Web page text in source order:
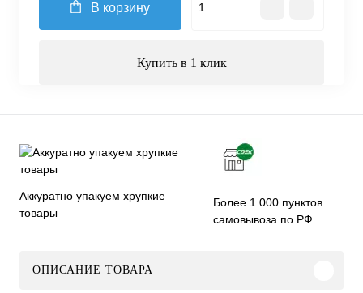
В корзину
Купить в 1 клик
Аккуратно упакуем хрупкие
товары
Более 1 000 пунктов
самовывоза по РФ
ОПИСАНИЕ ТОВАРА